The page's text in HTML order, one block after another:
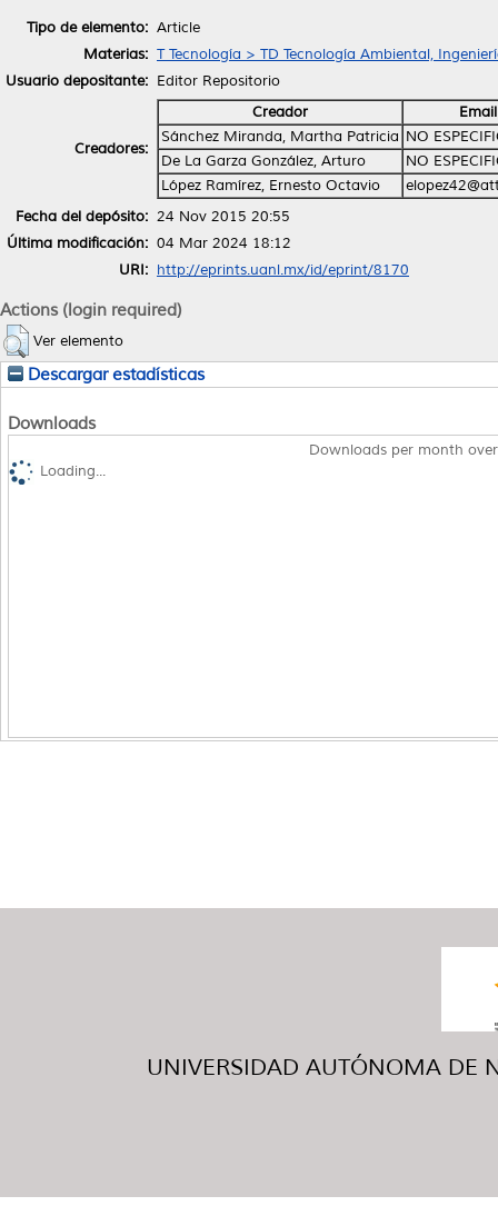
Tipo de elemento: Article
Materias: T Tecnología > TD Tecnología Ambiental,
Usuario depositante: Editor Repositorio
Creadores:
Creador
Email
Sánchez Miranda, Martha Patricia NO
De La Garza González, Arturo
NO
López Ramírez, Ernesto Octavio
Fecha del depósito: 24 Nov 2015 20:55
Última modificación: 04 Mar 2024 18:12
URI: http://eprints.uanl.mx/id/eprint/8170
Actions (login required)
Ver elemento
Descargar estadísticas
Downloads
Downloads per month
Loading...
UNIVERSIDAD AUTÓNOMA DE